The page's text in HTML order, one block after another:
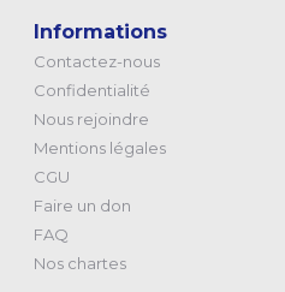
Informations
Contactez-nous
Confidentialité
Nous rejoindre
Mentions légales
CGU
Faire un don
FAQ
Nos chartes